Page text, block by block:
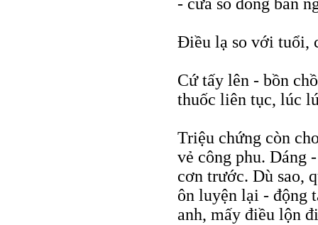
- cửa sổ đóng ban
Điều lạ so với tuổi,
Cứ tấy lên - bồn
thuốc liên tục, lúc
Triệu chứng còn
vẻ công phu. Dáng
cơn trước. Dù sao,
ôn luyện lại - động
anh, mấy điều lộn